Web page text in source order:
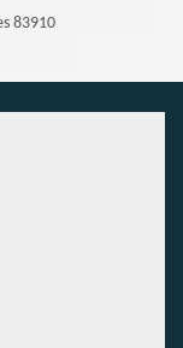
83910